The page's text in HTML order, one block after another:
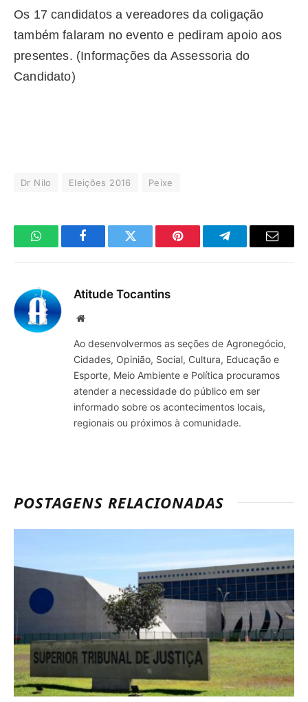
Os 17 candidatos a vereadores da coligação
também falaram no evento e pediram apoio aos
presentes. (Informações da Assessoria do
Candidato)
Dr Nilo Eleições 2016 Peixe
WhatsAppFacebookTwitter Pinterest TelegramaE-
Atitude Tocantins
Site
Ao desenvolvermos as seções de Agronegócio,
Cidades, Opinião, Social, Cultura, Educação e
Esporte, Meio Ambiente e Política procuramos
atender a necessidade do público em ser
informado sobre os acontecimentos locais,
regionais ou próximos à comunidade.
POSTAGENS RELACIONADAS